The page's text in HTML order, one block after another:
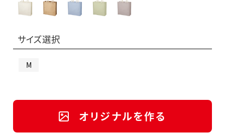
サイズ選択
M
オリジナルを作る